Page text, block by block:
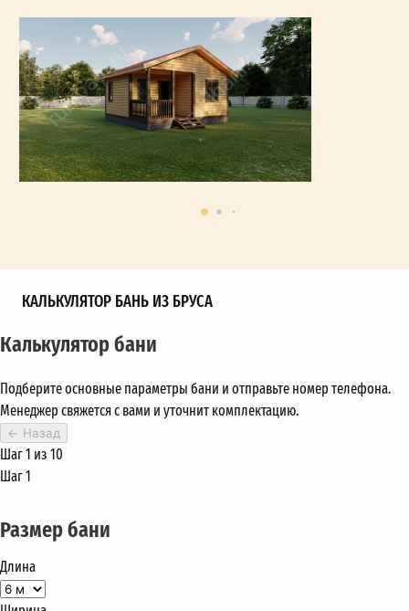
КАЛЬКУЛЯТОР БАНЬ ИЗ БРУСА
Калькулятор бани
Подберите основные параметры бани и отправьте номер телефона.
Менеджер свяжется с вами и уточнит комплектацию.
← Назад
Шаг 1 из 10
Шаг 1
Размер бани
Длина